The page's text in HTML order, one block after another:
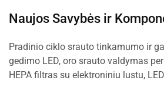
Naujos Savybės ir
Pradinio ciklo srauto tinkamumo ir
gedimo LED, oro srauto valdymas
HEPA filtras su elektroniniu lustu,